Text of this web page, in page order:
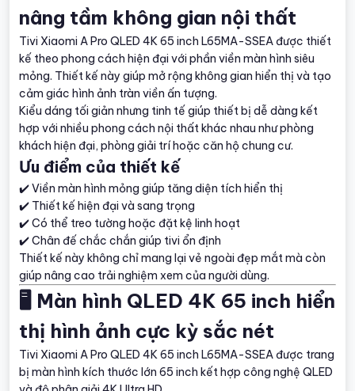
nâng tầm không gian nội thất
Tivi Xiaomi A Pro QLED 4K 65 inch L65MA-SSEA được thiết
kế theo phong cách hiện đại với phần viền màn hình siêu
mỏng. Thiết kế này giúp mở rộng không gian hiển thị và tạo
cảm giác hình ảnh tràn viền ấn tượng.
Kiểu dáng tối giản nhưng tinh tế giúp thiết bị dễ dàng kết
hợp với nhiều phong cách nội thất khác nhau như phòng
khách hiện đại, phòng giải trí hoặc căn hộ chung cư.
Ưu điểm của thiết kế
✔️ Viền màn hình mỏng giúp tăng diện tích hiển thị
✔️ Thiết kế hiện đại và sang trọng
✔️ Có thể treo tường hoặc đặt kệ linh hoạt
✔️ Chân đế chắc chắn giúp tivi ổn định
Thiết kế này không chỉ mang lại vẻ ngoài đẹp mắt mà còn
giúp nâng cao trải nghiệm xem của người dùng.
🖥️ Màn hình QLED 4K 65 inch hiển
thị hình ảnh cực kỳ sắc nét
Tivi Xiaomi A Pro QLED 4K 65 inch L65MA-SSEA được trang
bị màn hình kích thước lớn 65 inch kết hợp công nghệ QLED